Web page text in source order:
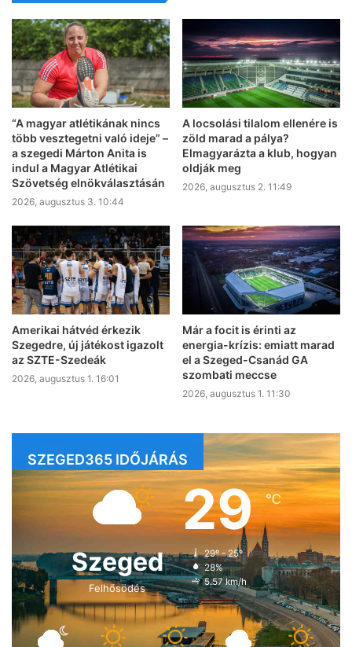
“A magyar atlétikának nincs
több vesztegetni való ideje” –
a szegedi Márton Anita is
indul a Magyar Atlétikai
Szövetség elnökválasztásán
2026, augusztus 3. 10:44
A locsolási tilalom ellenére is
zöld marad a pálya?
Elmagyarázta a klub, hogyan
oldják meg
2026, augusztus 2. 11:49
Amerikai hátvéd érkezik
Szegedre, új játékost igazolt
az SZTE-Szedeák
2026, augusztus 1. 16:01
Már a focit is érinti az
energia-krízis: emiatt marad
el a Szeged-Csanád GA
szombati meccse
2026, augusztus 1. 11:30
SZEGED365 IDŐJÁRÁS
Szeged
Felhősödés
29℃
29º - 25º
28%
5.57 km/h